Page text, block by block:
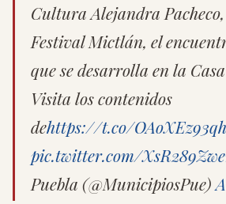
Cultura Alejandra
Festival Mictlán, el
que se desarrolla en la
Visita los contenidos
dehttps://t.co/OAoXEz93qh
pic.twitter.com/
Puebla (@MunicipiosPue)